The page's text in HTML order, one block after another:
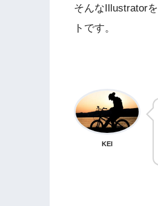
そんなIllustrator
トです。
KEI